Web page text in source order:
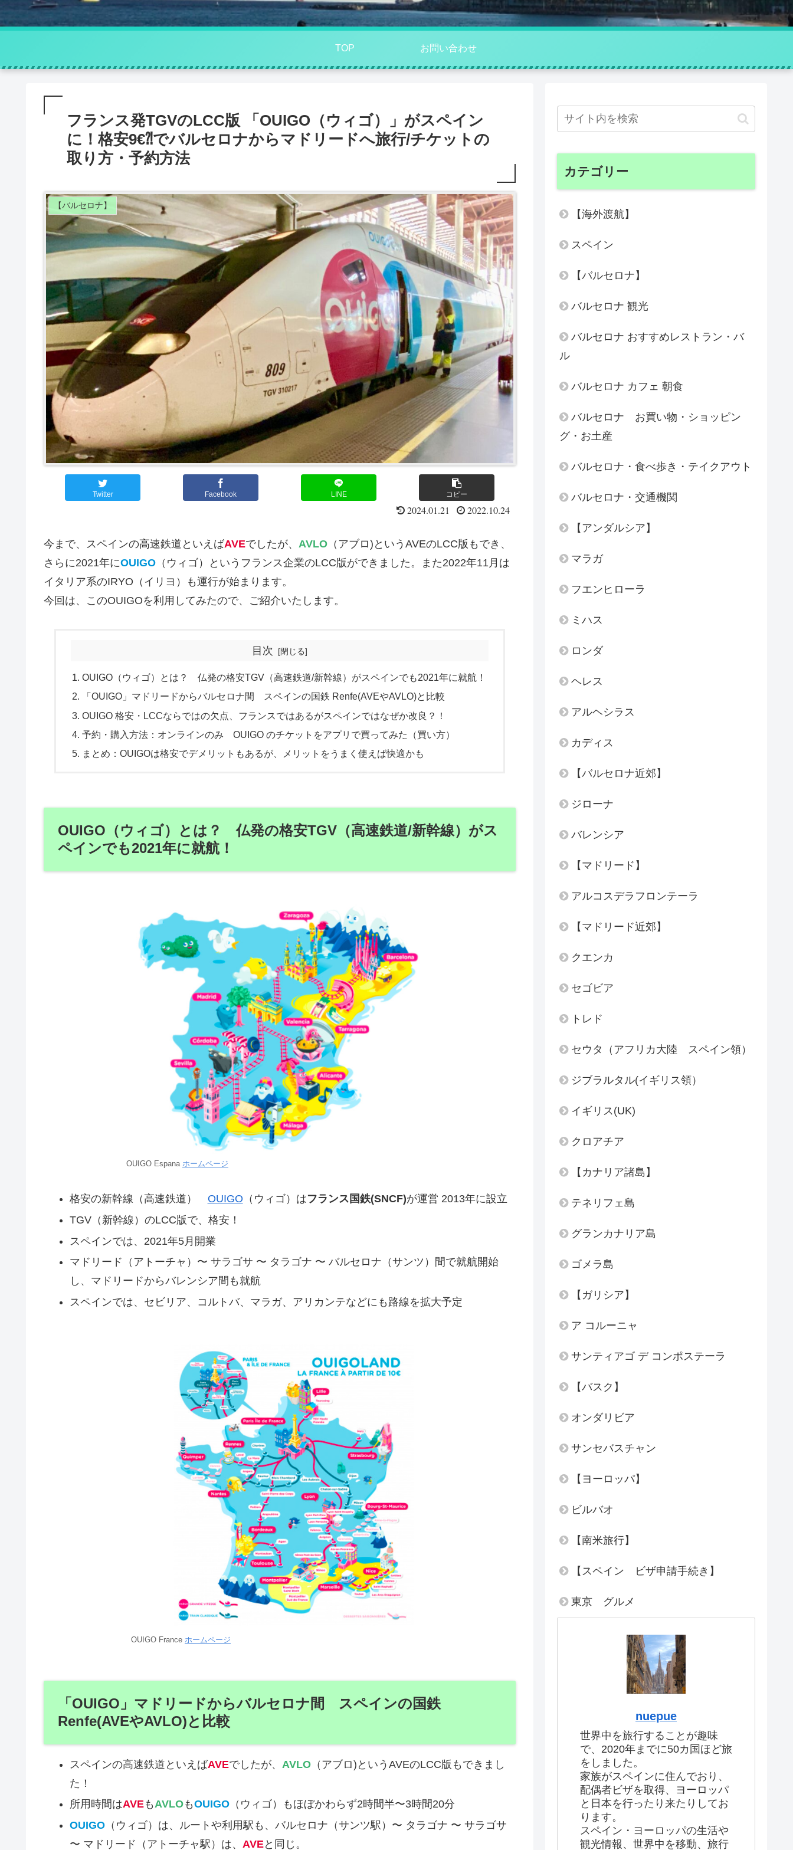
TOP お問い合わせ
フランス発TGVのLCC版 「OUIGO（ウィゴ）」がスペイン
に！格安9€⁈でバルセロナからマドリードへ旅行/チケットの
取り方・予約方法
【バルセロナ】
Twitter Facebook LINE コピー
2024.01.21 2022.10.24
今まで、スペインの高速鉄道といえばAVEでしたが、 AVLO （アブロ)というAVEのLCC版もでき、
さらに2021年にOUIGO （ウィゴ）というフランス企業のLCC版ができました。また2022年11月は
イタリア系のIRYO（イリヨ）も運行が始まります。
今回は、このOUIGOを利用してみたので、ご紹介いたします。
目次
OUIGO（ウィゴ）とは？ 仏発の格安TGV（高速鉄道/新幹線）がスペインでも2021年に就航！
「OUIGO」マドリードからバルセロナ間 スペインの国鉄 Renfe(AVEやAVLO)と比較
OUIGO 格安・LCCならではの欠点、フランスではあるがスペインではなぜか改良？！
予約・購入方法：オンラインのみ OUIGO のチケットをアプリで買ってみた（買い方）
まとめ：OUIGOは格安でデメリットもあるが、メリットをうまく使えば快適かも
OUIGO（ウィゴ）とは？ 仏発の格安TGV（高速鉄道/新幹線）がス
ペインでも2021年に就航！
OUIGO Espana ホームページ
格安の新幹線（高速鉄道） OUIGO （ウィゴ）はフランス国鉄(SNCF)が運営 2013年に設立
TGV（新幹線）のLCC版で、格安！
スペインでは、2021年5月開業
マドリード（アトーチャ）〜 サラゴサ 〜 タラゴナ 〜 バルセロナ（サンツ）間で就航開始
し、マドリードからバレンシア間も就航
スペインでは、セビリア、コルトバ、マラガ、アリカンテなどにも路線を拡大予定
OUIGO France ホームページ
「OUIGO」マドリードからバルセロナ間 スペインの国鉄
Renfe(AVEやAVLO)と比較
スペインの高速鉄道といえばAVEでしたが、 AVLO（アブロ)というAVEのLCC版もできまし
た！
所用時間はAVEもAVLOもOUIGO（ウィゴ）もほぼかわらず2時間半〜3時間20分
OUIGO（ウィゴ）は、ルートや利用駅も、バルセロナ（サンツ駅）〜 タラゴナ 〜 サラゴサ
〜 マドリード（アトーチャ駅）は、 AVEと同じ。
カテゴリー
【海外渡航】
スペイン
【バルセロナ】
バルセロナ 観光
バルセロナ おすすめレストラン・バ
ル
バルセロナ カフェ 朝食
バルセロナ お買い物・ショッピン
グ・お土産
バルセロナ・食べ歩き・テイクアウト
バルセロナ・交通機関
【アンダルシア】
マラガ
フエンヒローラ
ミハス
ロンダ
ヘレス
アルヘシラス
カディス
【バルセロナ近郊】
ジローナ
バレンシア
【マドリード】
アルコスデラフロンテーラ
【マドリード近郊】
クエンカ
セゴビア
トレド
セウタ（アフリカ大陸 スペイン領）
ジブラルタル(イギリス領）
イギリス(UK)
クロアチア
【カナリア諸島】
テネリフェ島
グランカナリア島
ゴメラ島
【ガリシア】
ア コルーニャ
サンティアゴ デ コンポステーラ
【バスク】
オンダリビア
サンセバスチャン
【ヨーロッパ】
ビルバオ
【南米旅行】
【スペイン ビザ申請手続き】
東京 グルメ
nuepue
世界中を旅行することが趣味
で、2020年までに50カ国ほど旅
をしました。
家族がスペインに住んでおり、
配偶者ビザを取得、ヨーロッパ
と日本を行ったり来たりしてお
ります。
スペイン・ヨーロッパの生活や
観光情報、世界中を移動、旅行